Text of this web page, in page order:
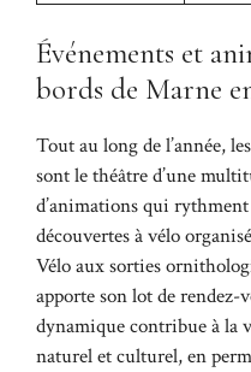
Événements et
bords de Marne
Tout au long de l’année,
sont le théâtre d’une
d’animations qui rythment
découvertes à vélo
Vélo aux sorties
apporte son lot de rendez-
dynamique contribue à la
naturel et culturel, en